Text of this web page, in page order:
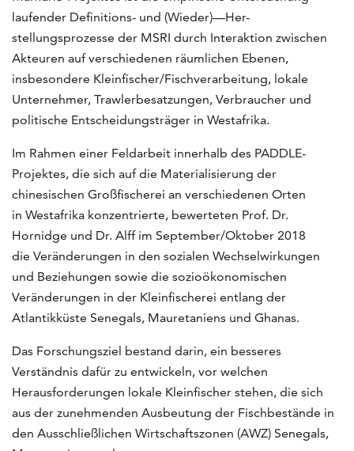
laufender Definitions- und (Wieder)—Her-
stellungsprozesse der MSRI durch Interaktion zwischen
Akteuren auf verschiedenen räumlichen Ebenen,
insbesondere Kleinfischer/Fischverarbeitung, lokale
Unternehmer, Trawlerbesatzungen, Verbraucher und
politische Entscheidungsträger in Westafrika.
Im Rahmen einer Feldarbeit innerhalb des PADDLE-
Projektes, die sich auf die Materialisierung der
chinesischen Großfischerei an verschiedenen Orten
in Westafrika konzentrierte, bewerteten Prof. Dr.
Hornidge und Dr. Alff im September/Oktober 2018
die Veränderungen in den sozialen Wechselwirkungen
und Beziehungen sowie die sozioökonomischen
Veränderungen in der Kleinfischerei entlang der
Atlantikküste Senegals, Mauretaniens und Ghanas.
Das Forschungsziel bestand darin, ein besseres
Verständnis dafür zu entwickeln, vor welchen
Herausforderungen lokale Kleinfischer stehen, die sich
aus der zunehmenden Ausbeutung der Fischbestände in
den Ausschließlichen Wirtschaftszonen (AWZ) Senegals,